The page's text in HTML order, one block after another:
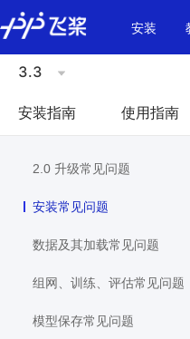
\u200E
安装
3.3
安装指南 使用指南
2.0 升级常见问题
安装常见问题
数据及其加载常见问题
组网、训练、评估常见问题
模型保存常见问题